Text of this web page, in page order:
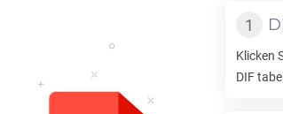
Klicken
DIF